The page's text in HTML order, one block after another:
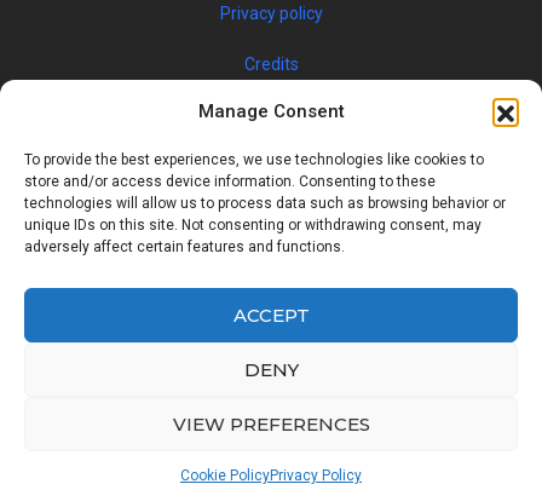
Manage Consent
To provide the best experiences, we use technologies like cookies to
store and/or access device information. Consenting to these
technologies will allow us to process data such as browsing behavior or
unique IDs on this site. Not consenting or withdrawing consent, may
adversely affect certain features and functions.
ACCEPT
DENY
VIEW PREFERENCES
Cookie PolicyPrivacy Policy
Privacy policy
Credits
Facebook
Twitter